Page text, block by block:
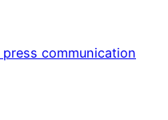
communication